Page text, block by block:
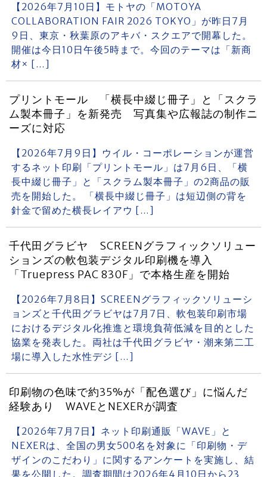
【2026年7月10日】モトヤの「MOTOYA
COLLABORATION FAIR 2026 TOKYO」が昨日7月
9日、東京・秋葉原のアキバ・スクエアで開幕した。
開催は今日10日午後5時まで。今回のテーマは「新商
材× […]
プリントモール 「横長中綴じ冊子」と「スクラ
ム製本冊子」を新発売 写真集や広報誌の制作ニ
ーズに対応
【2026年7月9日】ウイル・コーポレーションが運営
するネット印刷「プリントモール」は7月6日、「横
長中綴じ冊子」と「スクラム製本冊子」の2商品の販
売を開始した。 「横長中綴じ冊子」は短辺側の背を
針金で留めた横長レイアウ […]
千代田グラビヤ SCREENグラフィックソリュー
ションズの軟包装デジタル印刷機を導入
「Truepress PAC 830F」で本格生産を開始
【2026年7月8日】SCREENグラフィックソリューシ
ョンズと千代田グラビヤは7月7日、軟包装印刷市場
におけるデジタル化推進と環境負荷低減を目的とした
協業を発表した。両社は千代田グラビヤ・潮来第二工
場に導入した水性デジ […]
印刷物の色味で約35%が「配色選び」に悩んだ
経験あり WAVEとNEXERが調査
【2026年7月7日】ネット印刷通販「WAVE」と
NEXERは、全国の男女500名を対象に「印刷物・デ
ザインのこだわり」に関するアンケートを実施し、結
果を公開した。調査期間は2026年4月10日から23